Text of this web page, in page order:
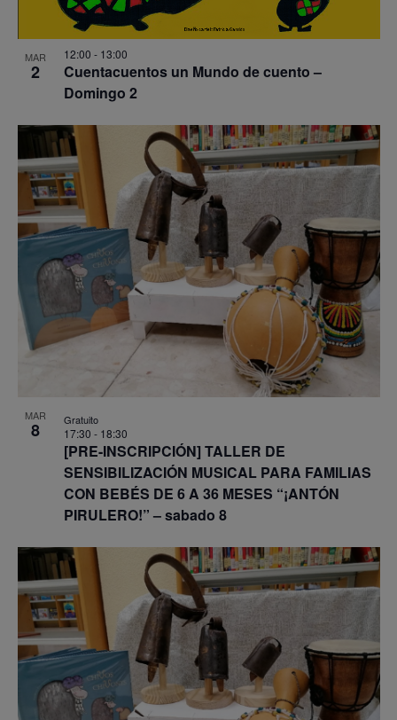
MAR
2
Cuentacuentos un Mundo de cuento –
Domingo 2
12:00 - 13:00
MAR
8
[PRE-INSCRIPCIÓN] TALLER DE
SENSIBILIZACIÓN MUSICAL PARA FAMILIAS
CON BEBÉS DE 6 A 36 MESES “¡ANTÓN
PIRULERO!” – sabado 8
17:30 - 18:30
Gratuito